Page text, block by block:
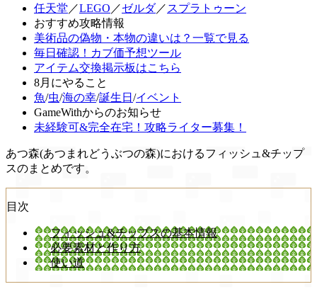
任天堂 ／LEGO ／ゼルダ／ スプラトゥーン
おすすめ攻略情報
美術品の偽物・本物の違いは？一覧で見る
毎日確認！カブ価予想ツール
アイテム交換掲示板はこちら
8月にやること
魚/虫/海の幸/誕生日 /イベント
GameWithからのお知らせ
未経験可&完全在宅！攻略ライター募集！
あつ森(あつまれどうぶつの森)におけるフィッシュ&チップ
スのまとめです。
目次
フィッシュ&チップスの基本情報
必要素材と作り方
使い道